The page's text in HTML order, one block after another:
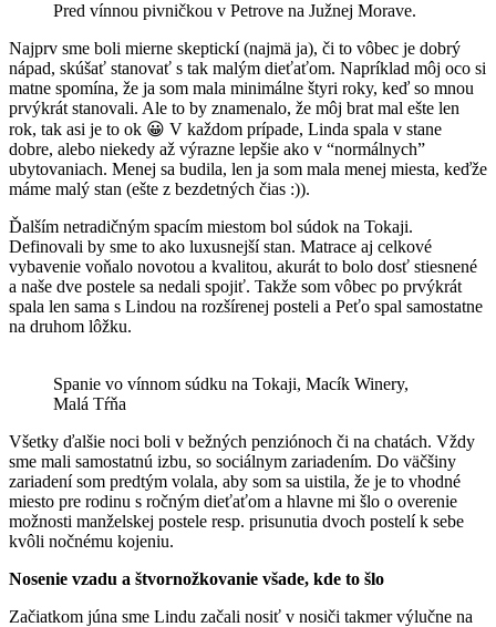
Pred vínnou pivničkou v Petrove na Južnej Morave.
Najprv sme boli mierne skeptickí (najmä ja), či to vôbec je dobrý
nápad, skúšať stanovať s tak malým dieťaťom. Napríklad môj oco si
matne spomína, že ja som mala minimálne štyri roky, keď so mnou
prvýkrát stanovali. Ale to by znamenalo, že môj brat mal ešte len
rok, tak asi je to ok 😀 V každom prípade, Linda spala v stane
dobre, alebo niekedy až výrazne lepšie ako v “normálnych”
ubytovaniach. Menej sa budila, len ja som mala menej miesta, keďže
máme malý stan (ešte z bezdetných čias :)).
Ďalším netradičným spacím miestom bol súdok na Tokaji.
Definovali by sme to ako luxusnejší stan. Matrace aj celkové
vybavenie voňalo novotou a kvalitou, akurát to bolo dosť stiesnené
a naše dve postele sa nedali spojiť. Takže som vôbec po prvýkrát
spala len sama s Lindou na rozšírenej posteli a Peťo spal samostatne
na druhom lôžku.
Spanie vo vínnom súdku na Tokaji, Macík Winery,
Malá Tŕňa
Všetky ďalšie noci boli v bežných penziónoch či na chatách. Vždy
sme mali samostatnú izbu, so sociálnym zariadením. Do väčšiny
zariadení som predtým volala, aby som sa uistila, že je to vhodné
miesto pre rodinu s ročným dieťaťom a hlavne mi šlo o overenie
možnosti manželskej postele resp. prisunutia dvoch postelí k sebe
kvôli nočnému kojeniu.
Nosenie vzadu a štvornožkovanie všade, kde to šlo
Začiatkom júna sme Lindu začali nosiť v nosiči takmer výlučne na